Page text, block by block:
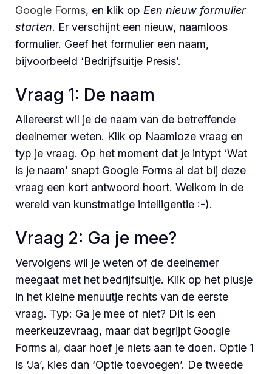
Google Forms, en klik op Een nieuw formulier
starten. Er verschijnt een nieuw, naamloos
formulier. Geef het formulier een naam,
bijvoorbeeld ‘Bedrijfsuitje Presis’.
Vraag 1: De naam
Allereerst wil je de naam van de betreffende
deelnemer weten. Klik op Naamloze vraag en
typ je vraag. Op het moment dat je intypt ‘Wat
is je naam’ snapt Google Forms al dat bij deze
vraag een kort antwoord hoort. Welkom in de
wereld van kunstmatige intelligentie :-).
Vraag 2: Ga je mee?
Vervolgens wil je weten of de deelnemer
meegaat met het bedrijfsuitje. Klik op het plusje
in het kleine menuutje rechts van de eerste
vraag. Typ: Ga je mee of niet? Dit is een
meerkeuzevraag, maar dat begrijpt Google
Forms al, daar hoef je niets aan te doen. Optie 1
is ‘Ja’, kies dan ‘Optie toevoegen’. De tweede